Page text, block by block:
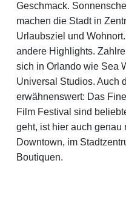
Geschmack.
machen die Stadt in
Urlaubsziel und
andere Highlights.
sich in Orlando wie Sea
Universal Studios. Auch
erwähnenswert: Das
Film Festival sind
geht, ist hier auch genau
Downtown, im
Boutiquen.